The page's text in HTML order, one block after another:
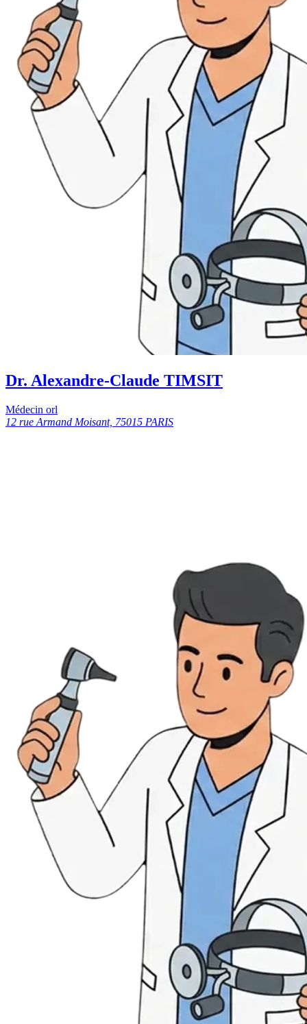
Dr. Alexandre-Claude TIMSIT
Médecin orl
12 rue Armand Moisant, 75015 PARIS